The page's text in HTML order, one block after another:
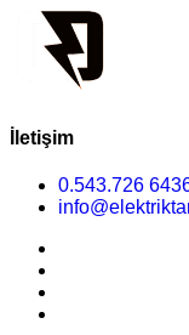
İletişim
0.543.726